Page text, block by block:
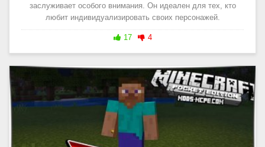
заслуживает особого внимания. Он идеален для тех, кто
любит индивидуализировать своих персонажей.
17 4